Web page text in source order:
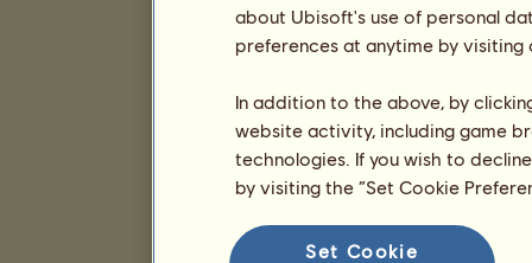
about Ubisoft's use of personal
preferences at anytime by
In addition to the above, by
website activity, including game
technologies. If you wish to
by visiting the “Set Cookie
Set Cookie